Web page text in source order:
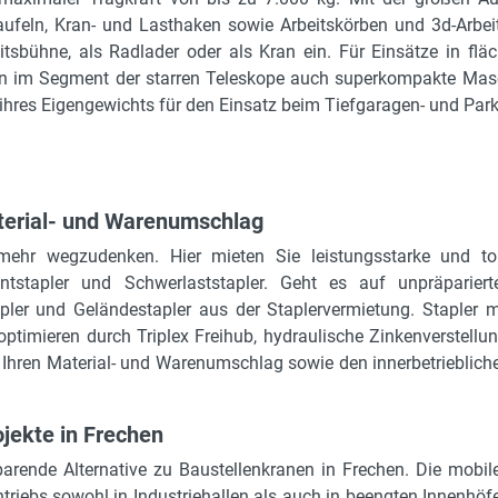
Kran- und Lasthaken sowie Arbeitskörben und 3d-
als Radlader oder als Kran ein. Für Einsätze in
im Segment der starren Teleskope auch superkompakte
Eigengewichts für den Einsatz beim Tiefgaragen- und
und Warenumschlag
wegzudenken. Hier mieten Sie leistungsstarke und
und Schwerlaststapler. Geht es auf
und Geländestapler aus der Staplervermietung. Stapler
durch Triplex Freihub, hydraulische
Material- und Warenumschlag sowie den
in Frechen
Alternative zu Baustellenkranen in Frechen. Die